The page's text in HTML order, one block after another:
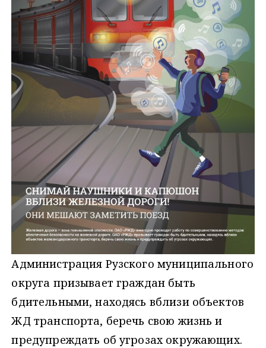
Администрация Рузского муниципального
округа призывает граждан быть
бдительными, находясь вблизи объектов
ЖД транспорта, беречь свою жизнь и
предупреждать об угрозах окружающих.